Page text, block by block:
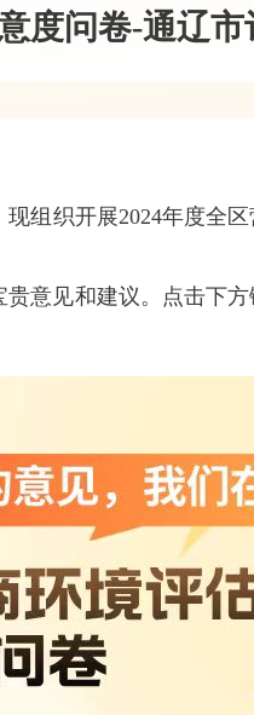
度问卷-通辽市
组织开展2024年度全
意见和建议。点击下